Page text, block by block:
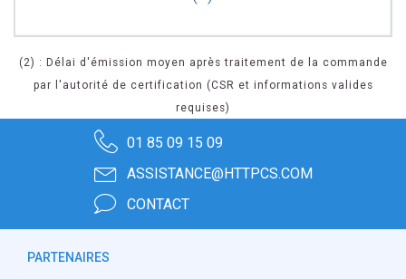
(2) : Délai d'émission moyen après traitement de la commande
par l'autorité de certification (CSR et informations valides
requises)
01 85 09 15 09
ASSISTANCE@HTTPCS.COM
CONTACT
PARTENAIRES